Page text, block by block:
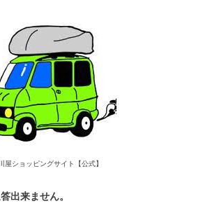
屋ショッピングサイト【公式】
出来ません。